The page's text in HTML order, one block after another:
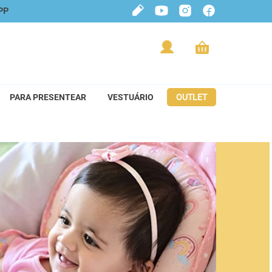
PARA PRESENTEAR VESTUÁRIO OUTLET